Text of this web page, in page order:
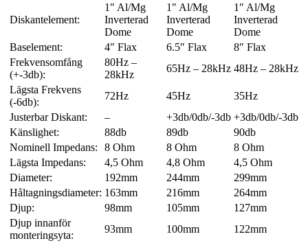
Diskantelement:
1″ Al/Mg
Inverterad
Dome
1″ Al/Mg
Inverterad
Dome
1″ Al/Mg
Inverterad
Dome
Baselement:
4″ Flax 6.5″ Flax
8″ Flax
Frekvensomfång
(+-3db):
80Hz –
28kHz
65Hz – 28kHz 48Hz – 28kHz
Lägsta Frekvens
(-6db):
72Hz 45Hz
35Hz
Justerbar Diskant:
– +3db/0db/-3db +3db/0db/-3db
Känslighet:
88db 89db
90db
Nominell Impedans:
8 Ohm 8 Ohm
8 Ohm
Lägsta Impedans:
4,5 Ohm 4,8 Ohm
4,5 Ohm
Diameter:
192mm 244mm
299mm
Håltagningsdiameter: 163mm 216mm
264mm
Djup:
98mm 105mm
127mm
Djup innanför
monteringsyta:
93mm 100mm
122mm